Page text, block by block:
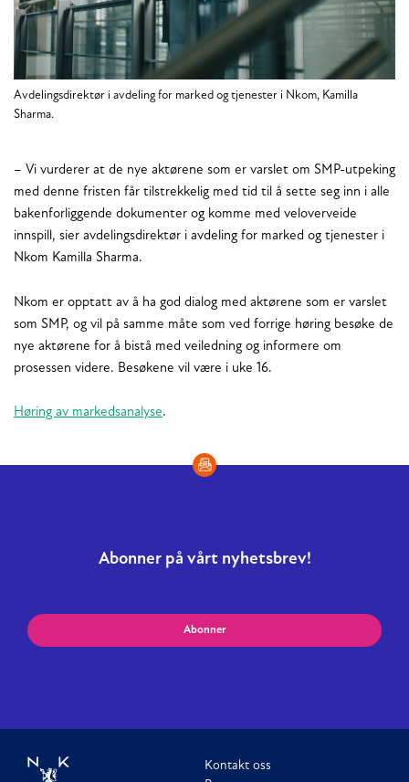
Avdelingsdirektør i avdeling for marked og tjenester i Nkom, Kamilla
Sharma.
– Vi vurderer at de nye aktørene som er varslet om SMP-utpeking
med denne fristen får tilstrekkelig med tid til å sette seg inn i alle
bakenforliggende dokumenter og komme med veloverveide
innspill, sier avdelingsdirektør i avdeling for marked og tjenester i
Nkom Kamilla Sharma.
Nkom er opptatt av å ha god dialog med aktørene som er varslet
som SMP, og vil på samme måte som ved forrige høring besøke de
nye aktørene for å bistå med veiledning og informere om
prosessen videre. Besøkene vil være i uke 16.
Høring av markedsanalyse.
Abonner på vårt nyhetsbrev!
Abonner
Kontakt oss